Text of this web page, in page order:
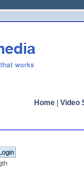
Home Video